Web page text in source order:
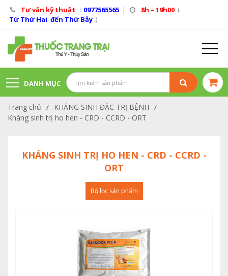
Tư vấn kỹ thuật : 0977565565 | 8h – 19h00 (
Từ Thứ Hai đến Thứ Bảy )
DANH MỤC
SẢN PHẨM
Trang chủ / KHÁNG SINH ĐẶC TRỊ BỆNH /
Kháng sinh trị ho hen - CRD - CCRD - ORT
KHÁNG SINH TRỊ HO HEN - CRD - CCRD -
ORT
Bộ lọc sản phẩm